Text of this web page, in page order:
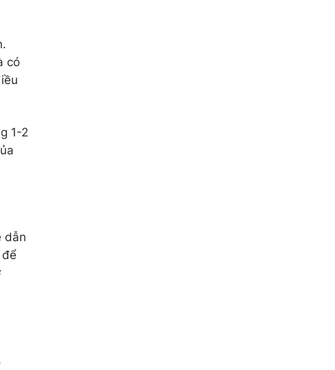
có
1-2
dẫn
để